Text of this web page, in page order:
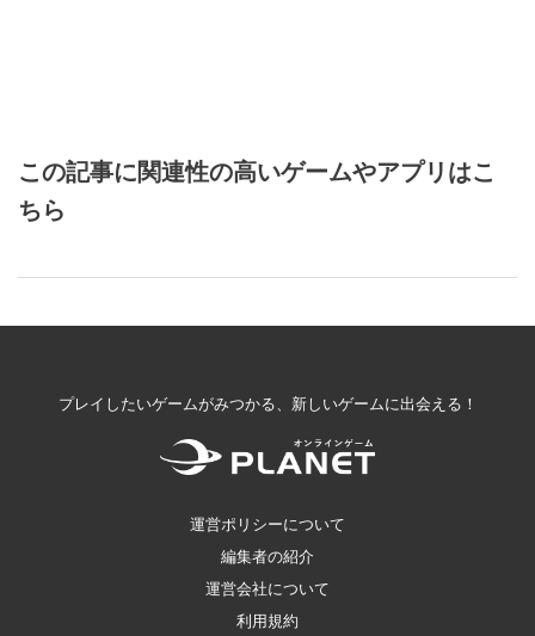
この記事に関連性の高いゲームやアプリはこ
ちら
プレイしたいゲームがみつかる、新しいゲームに出会える！
運営ポリシーについて
編集者の紹介
運営会社について
利用規約